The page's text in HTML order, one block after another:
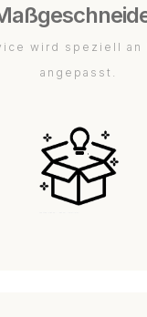
wird speziell an
angepasst.